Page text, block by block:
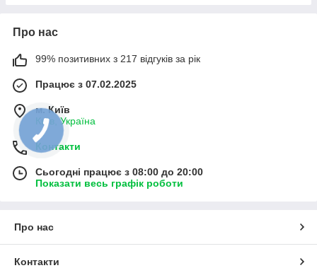
Про нас
99% позитивних з 217 відгуків за рік
Працює з 07.02.2025
м. Київ
Київ, Україна
Контакти
Сьогодні працює з 08:00 до 20:00
Показати весь графік роботи
Про нас
Контакти